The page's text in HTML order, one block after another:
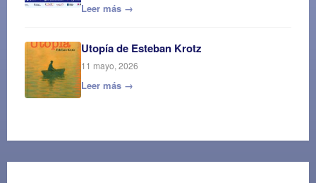
Leer más →
Utopía de Esteban Krotz
11 mayo, 2026
Leer más →